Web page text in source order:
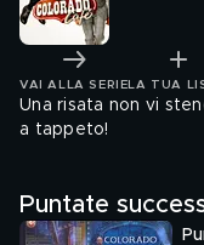
VAI ALLA SERIE LA TUA
Una risata non vi
a tappeto!
Puntate